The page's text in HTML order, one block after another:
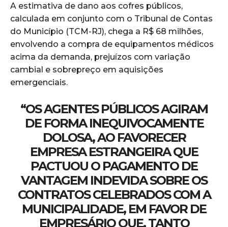
A estimativa de dano aos cofres públicos,
calculada em conjunto com o Tribunal de Contas
do Município (TCM-RJ), chega a R$ 68 milhões,
envolvendo a compra de equipamentos médicos
acima da demanda, prejuízos com variação
cambial e sobrepreço em aquisições
emergenciais.
“OS AGENTES PÚBLICOS AGIRAM
DE FORMA INEQUIVOCAMENTE
DOLOSA, AO FAVORECER
EMPRESA ESTRANGEIRA QUE
PACTUOU O PAGAMENTO DE
VANTAGEM INDEVIDA SOBRE OS
CONTRATOS CELEBRADOS COM A
MUNICIPALIDADE, EM FAVOR DE
EMPRESÁRIO QUE, TANTO